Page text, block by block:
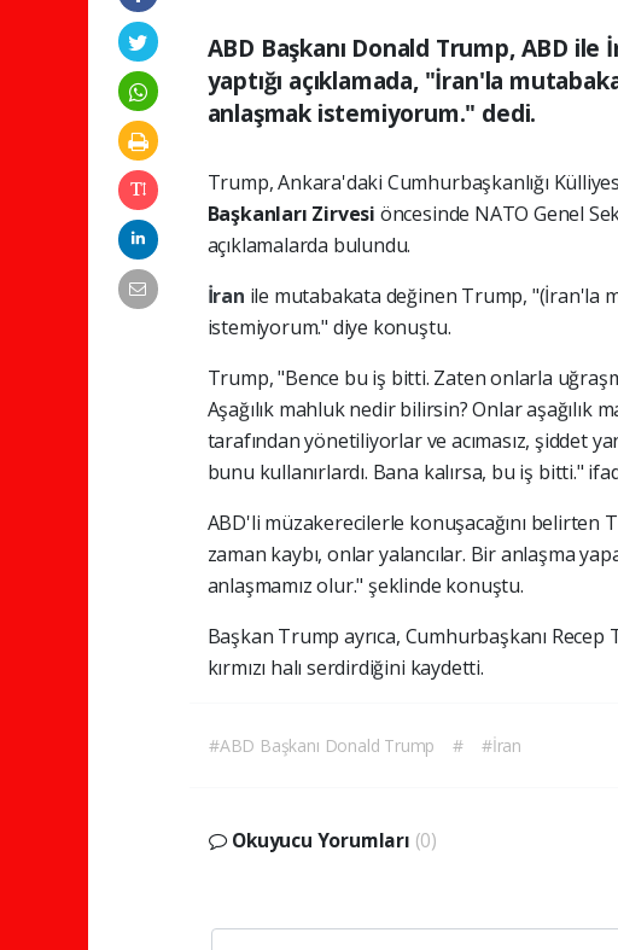
ABD Başkanı Donald Trump, ABD
yaptığı açıklamada, "İran'la
anlaşmak istemiyorum." dedi.
Trump,Ankara'daki Cumhurbaşkanlığı
Başkanları Zirvesi öncesinde NATOGenel
açıklamalarda bulundu.
İran ile mutabakata değinen Trump, "(İran'la
istemiyorum." diye konuştu.
Trump,"Bence bu iş bitti. Zatenonlarla
Aşağılık mahluknedirbilirsin?Onlaraşağılık
tarafındanyönetiliyorlarve acımasız,şiddet
bunu kullanırlardı. Bana kalırsa, bu iş bitti."
ABD'li müzakerecilerle konuşacağını belirten
zaman kaybı,onlaryalancılar. Biranlaşma
anlaşmamızolur."şeklinde konuştu.
Başkan Trumpayrıca, Cumhurbaşkanı Recep
kırmızı halıserdirdiğini kaydetti.
#ABD Başkanı Donald Trump # #İran
Okuyucu Yorumları (0)